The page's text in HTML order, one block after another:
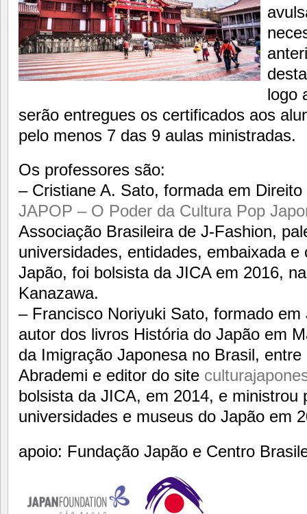
logo
serão entregues os certificados aos
pelo menos 7 das 9 aulas ministradas.
Os professores são:
– Cristiane A. Sato, formada em
JAPOP – O Poder da Cultura Pop
Associação Brasileira de J-Fashion,
universidades, entidades, embaixada e
Japão, foi bolsista da JICA em 2016,
Kanazawa.
– Francisco Noriyuki Sato, formado em
autor dos livros História do Japão em
da Imigração Japonesa no Brasil,
Abrademi e editor do site
bolsista da JICA, em 2014, e ministrou
universidades e museus do Japão em
apoio: Fundação Japão e Centro